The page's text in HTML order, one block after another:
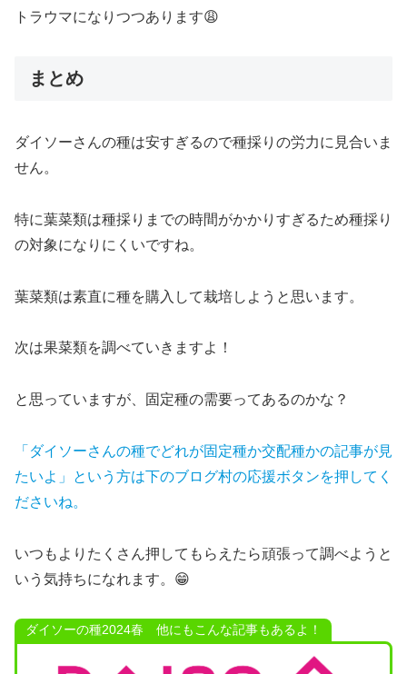
トラウマになりつつあります😩
まとめ
ダイソーさんの種は安すぎるので種採りの労力に見合いま
せん。
特に葉菜類は種採りまでの時間がかかりすぎるため種採り
の対象になりにくいですね。
葉菜類は素直に種を購入して栽培しようと思います。
次は果菜類を調べていきますよ！
と思っていますが、固定種の需要ってあるのかな？
「ダイソーさんの種でどれが固定種か交配種かの記事が見
たいよ」という方は下のブログ村の応援ボタンを押してく
ださいね。
いつもよりたくさん押してもらえたら頑張って調べようと
いう気持ちになれます。😁
ダイソーの種2024春 他にもこんな記事もあるよ！